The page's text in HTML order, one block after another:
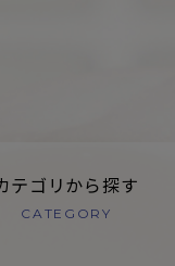
テゴリから探す
CATEGORY